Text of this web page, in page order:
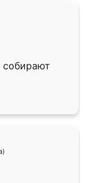
собирают